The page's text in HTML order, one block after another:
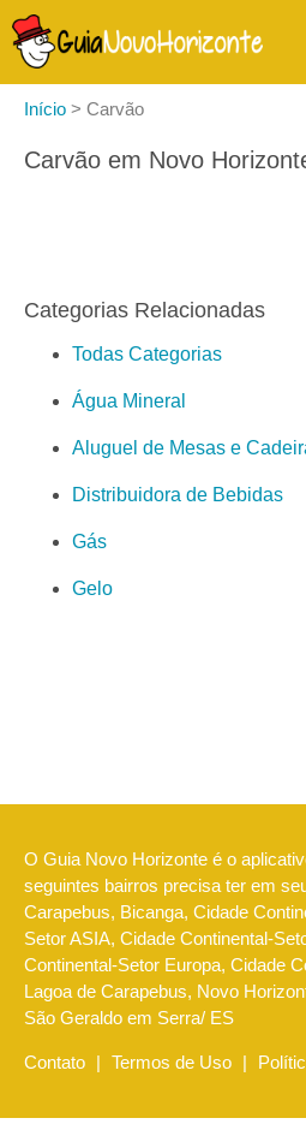
Início > Carvão
Carvão em Novo
Categorias Relacionadas
Todas Categorias
Água Mineral
Aluguel de Mesas e
Distribuidora de Bebidas
Gás
Gelo
O Guia Novo Horizonte é o
seguintes bairros precisa ter em
Carapebus, Bicanga, Cidade
Setor ASIA, Cidade Continental-
Continental-Setor Europa, Cidade
Lagoa de Carapebus, Novo
São Geraldo em Serra/ ES
Contato | Termos de Uso |